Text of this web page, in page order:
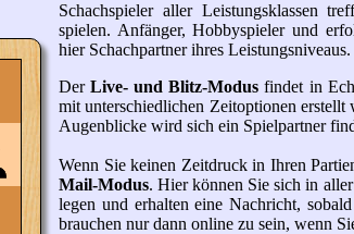
Schach­spieler aller Leistungs­klassen
spielen. An­fänger, Hobby­spieler und
hier Schach­partner ihres Leistungs­niveaus.
DerLive- und Blitz-Modusfindet in
mit un­ter­schied­lichen Zeit­optionen
Augen­blicke wird sich ein Spiel­partner
Wenn Sie keinen Zeit­druck in Ihren
Mail-Modus. Hier können Sie sich in
legen und er­halten eine Nach­richt,
brauchen nur dann online zu sein, wenn